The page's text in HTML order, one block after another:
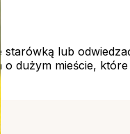
starówką lub
dużym mieście,